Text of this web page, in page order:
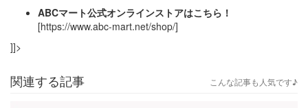
ABCマート公式オンラインストアはこちら！
[https://www.abc-mart.net/shop/]
]]>
関連する記事 こんな記事も人気です♪